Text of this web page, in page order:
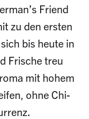
Friend
zu den ersten
bis heute in
Frische treu
mit hohem
ohne Chi-